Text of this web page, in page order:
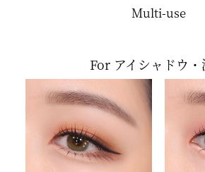
Multi-use
For アイシャドウ・